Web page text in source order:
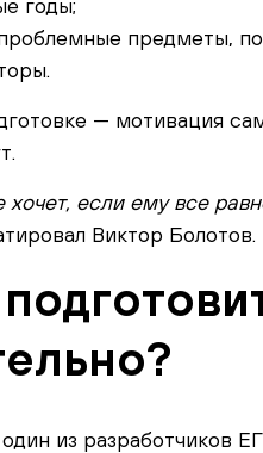
годы;
предметы,
— мотивация
хочет, если ему все
Виктор Болотов.
из